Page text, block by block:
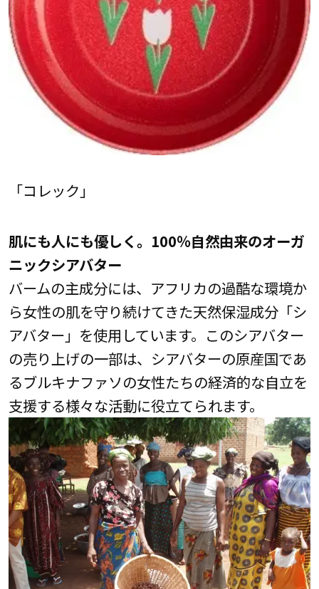
「コレック」
肌にも人にも優しく。100％自然由来のオーガ
ニックシアバター
バームの主成分には、アフリカの過酷な環境か
ら女性の肌を守り続けてきた天然保湿成分「シ
アバター」を使用しています。このシアバター
の売り上げの一部は、シアバターの原産国であ
るブルキナファソの女性たちの経済的な自立を
支援する様々な活動に役立てられます。